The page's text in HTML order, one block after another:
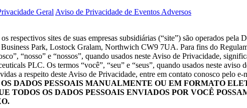
Geral Aviso de Privacidade de Eventos Adversos
respectivos sites de suas empresas subsidiárias (“site”) são operados
Park, Lostock Gralam, Northwich CW9 7UA. Para fins do
“nosso” e “nossos”, quando usados neste Aviso de Privacidade,
PLC. Os termos “você”, “seu” e “seus”, quando usados neste
a respeito deste Aviso de Privacidade, entre em contato conosco pelo e-
DADOS PESSOAIS MANUALMENTE OU EM FORMATO
TODOS OS DADOS PESSOAIS ENVIADOS POR VOCÊ